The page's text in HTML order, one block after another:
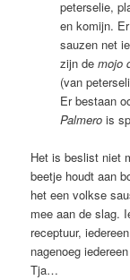
peterselie,
en komijn.
sauzen net
zijn de mojo
(van
Er bestaan
Palmerois
Het is beslist niet
beetje houdt aan
het een volkse
mee aan de slag.
receptuur,
nagenoeg
Tja…